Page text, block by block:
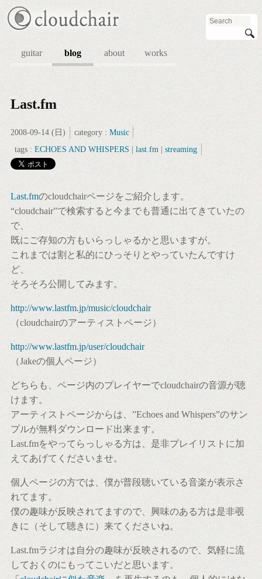
guitar blog about works
Last.fm
2008-09-14 (日) category : Music
tags : ECHOES AND WHISPERS last.fm| streaming
Last.fmのcloudchairページをご紹介します。
“cloudchair”で検索すると今までも普通に出てきていたの
で、
既にご存知の方もいらっしゃるかと思いますが。
これまでは割と私的にひっそりとやっていたんですけ
ど、
そろそろ公開してみます。
http://www.lastfm.jp/music/cloudchair
（cloudchairのアーティストページ）
http://www.lastfm.jp/user/cloudchair
（Jakeの個人ページ）
どちらも、ページ内のプレイヤーでcloudchairの音源が聴
けます。
アーティストページからは、”Echoes and Whispers”のサン
プルが無料ダウンロード出来ます。
Last.fmをやってらっしゃる方は、是非プレイリストに加
えてあげてくださいませ。
個人ページの方では、僕が普段聴いている音楽が表示さ
れてます。
僕の趣味が反映されてますので、興味のある方は是非覗
きに（そして聴きに）来てくださいね。
Last.fmラジオは自分の趣味が反映されるので、気軽に流
しておくのにもってこいだと思います。